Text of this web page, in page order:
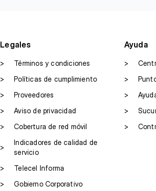
Legales
>
Términos y condiciones
>
Políticas de cumplimiento
>
Proveedores
>
Aviso de privacidad
>
Cobertura de red móvil
>
Indicadores de calidad de
servicio
>
Telecel Informa
>
Gobierno Corporativo
Ayuda
>
>
>
>
>